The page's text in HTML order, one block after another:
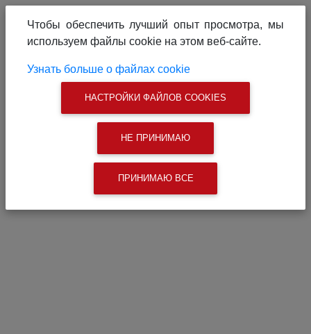
Связаться с нами
Поиск
Чтобы обеспечить лучший опыт просмотра, мы
используем файлы cookie на этом веб-сайте.
Узнать больше о файлах cookie